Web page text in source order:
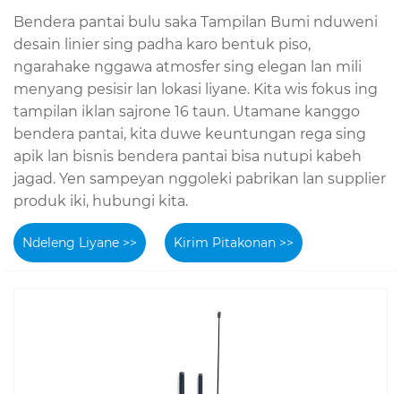
Bendera pantai bulu saka Tampilan Bumi nduweni
desain linier sing padha karo bentuk piso,
ngarahake nggawa atmosfer sing elegan lan mili
menyang pesisir lan lokasi liyane. Kita wis fokus ing
tampilan iklan sajrone 16 taun. Utamane kanggo
bendera pantai, kita duwe keuntungan rega sing
apik lan bisnis bendera pantai bisa nutupi kabeh
jagad. Yen sampeyan nggoleki pabrikan lan supplier
produk iki, hubungi kita.
Ndeleng Liyane >> Kirim Pitakonan >>